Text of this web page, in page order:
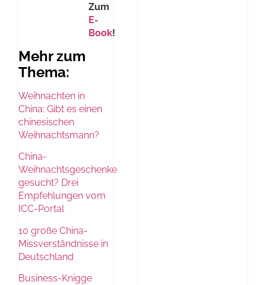
Zum
E-
Book!
Mehr zum
Thema:
Weihnachten in
China: Gibt es einen
chinesischen
Weihnachtsmann?
China-
Weihnachtsgeschenke
gesucht? Drei
Empfehlungen vom
ICC-Portal
10 große China-
Missverständnisse in
Deutschland
Business-Knigge